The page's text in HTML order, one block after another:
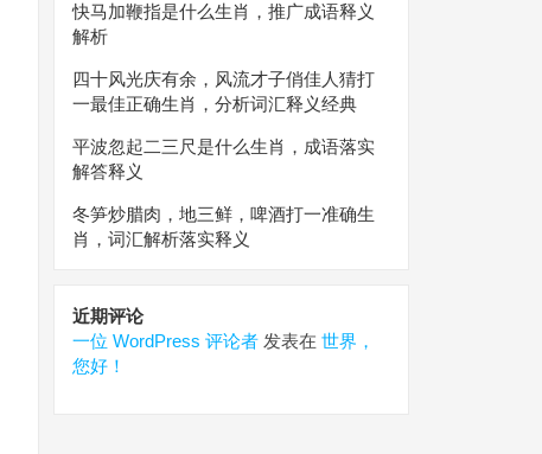
快马加鞭指是什么生肖，推广成语释义
解析
四十风光庆有余，风流才子俏佳人猜打
一最佳正确生肖，分析词汇释义经典
平波忽起二三尺是什么生肖，成语落实
解答释义
冬笋炒腊肉，地三鲜，啤酒打一准确生
肖，词汇解析落实释义
近期评论
一位 WordPress 评论者 发表在 世界，
您好！